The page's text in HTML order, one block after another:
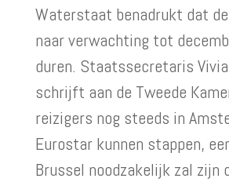
Waterstaat benadrukt dat
naar verwachting tot
duren. Staatssecretaris
schrijft aan de Tweede
reizigers nog steeds in
Eurostar kunnen stappen,
Brussel noodzakelijk zal zijn